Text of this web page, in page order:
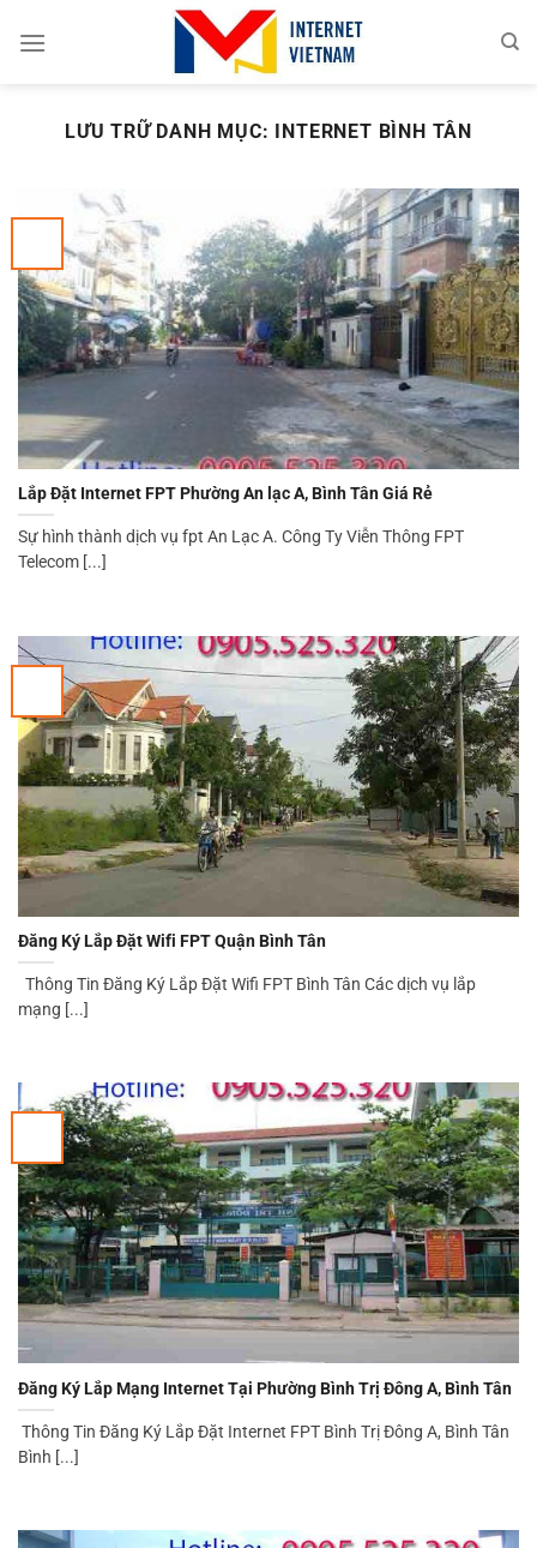
đến
LƯU TRỮ DANH MỤC: INTERNET BÌNH TÂN
Lắp Đặt Internet FPT Phường An lạc A, Bình Tân Giá Rẻ
Sự hình thành dịch vụ fpt An Lạc A. Công Ty Viễn Thông FPT
Telecom [...]
Đăng Ký Lắp Đặt Wifi FPT Quận Bình Tân
Thông Tin Đăng Ký Lắp Đặt Wifi FPT Bình Tân Các dịch vụ lắp
mạng [...]
Đăng Ký Lắp Mạng Internet Tại Phường Bình Trị Đông A, Bình Tân
Thông Tin Đăng Ký Lắp Đặt Internet FPT Bình Trị Đông A, Bình Tân
Bình [...]